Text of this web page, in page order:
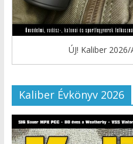
ÚJ! Kaliber
Kaliber Évkönyv 2026